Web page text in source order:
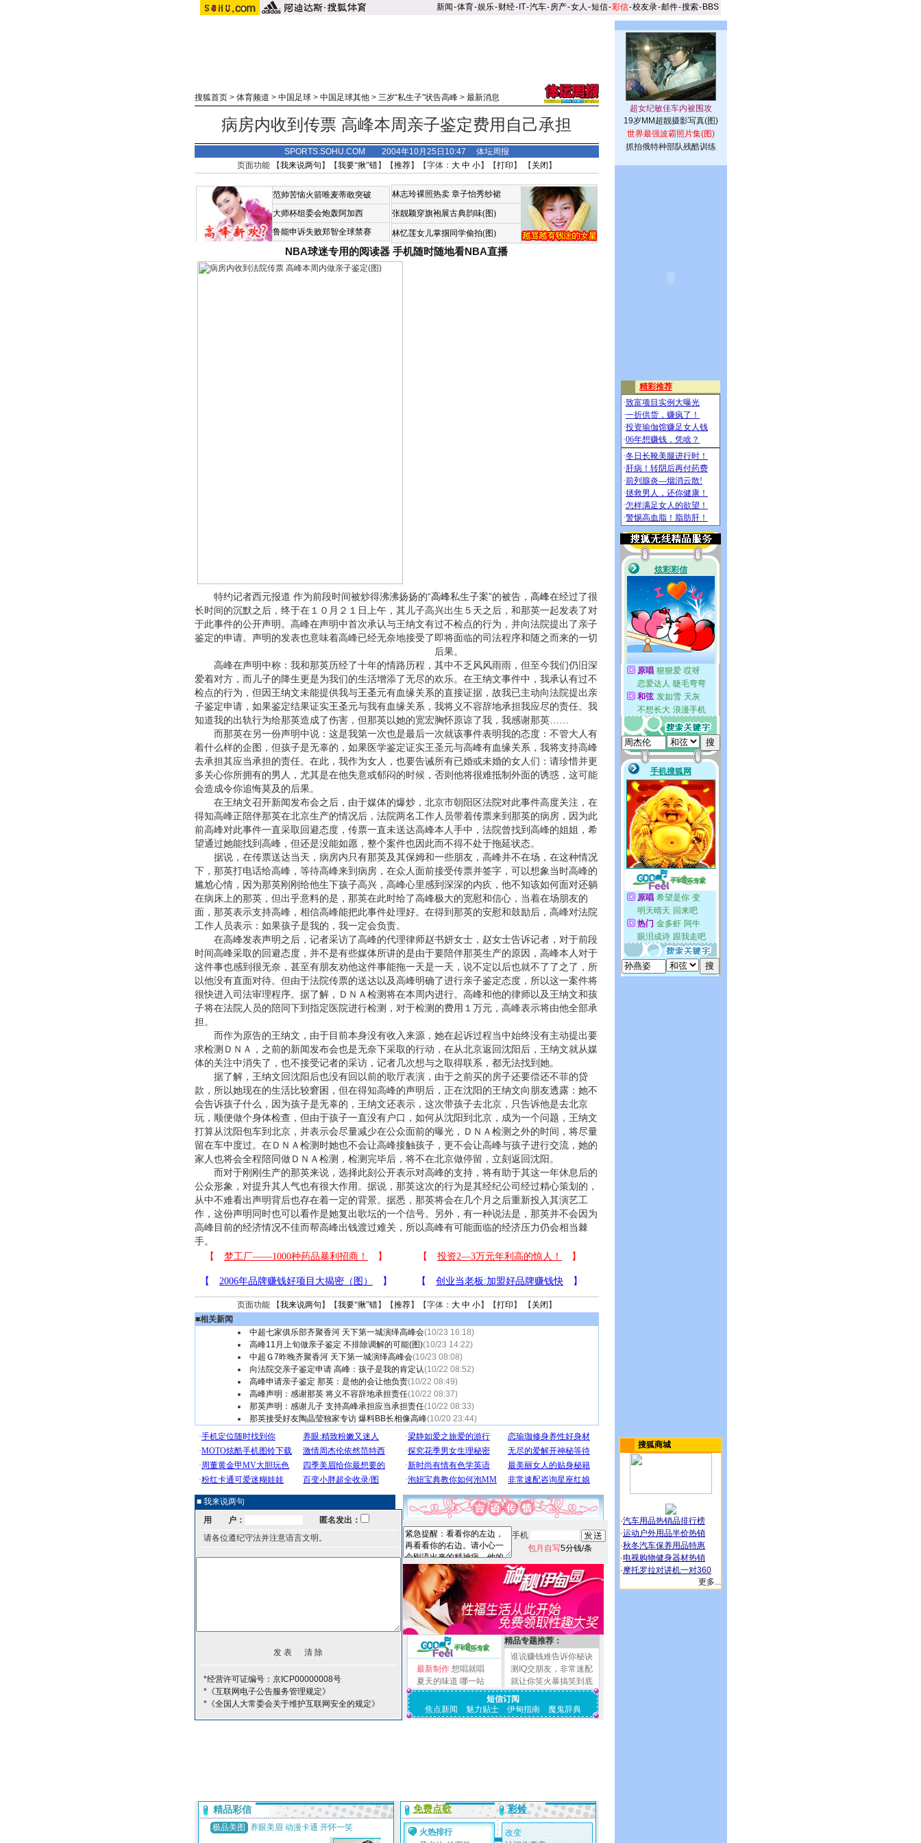
新闻-体育-娱乐-财经- IT-汽车-房产-女人 -短信-彩信-校友录-邮件-搜索- BBS
搜狐首页> 体育频道 > 中国足球> 中国足球其他> 三岁“私生子”状告高峰> 最新消息
病房内收到传票 高峰本周亲子鉴定费用自己承担
SPORTS.SOHU.COM 2004年10月25日10:47 体坛周报
页面功能 【我来说两句 】【我要“揪”错】【推荐】【字体： 大 中 小】【打印 】 【 关闭 】
范帅苦恼火箭唯麦蒂敢突破
大师杯组委会炮轰阿加西
鲁能申诉失败郑智全球禁赛
林志玲裸照热卖 章子怡秀纱裙
张靓颖穿旗袍展古典韵味(图)
林忆莲女儿掌掴同学偷拍(图)
NBA球迷专用的阅读器 手机随时随地看NBA直播
特约记者西元报道 作为前段时间被炒得沸沸扬扬的“高峰私生子案”的被告， 高峰在经过了很
长时间的沉默之后，终于在１０月２１日上午，其儿子高兴出生５天之后，和那英一起发表了对
于此事件的公开声明。高峰在声明中首次承认与王纳文有过不检点的行为，并向法院提出了亲子
鉴定的申请。声明的发表也意味着高峰已经无奈地接受了即将面临的司法程序和随之而来的一切
后果。
高峰在声明中称：我和那英历经了十年的情路历程，其中不乏风风雨雨，但至今我们仍旧深
爱着对方，而儿子的降生更是为我们的生活增添了无尽的欢乐。在王纳文事件中，我承认有过不
检点的行为，但因王纳文未能提供我与王圣元有血缘关系的直接证据，故我已主动向法院提出亲
子鉴定申请，如果鉴定结果证实王圣元与我有血缘关系，我将义不容辞地承担我应尽的责任。我
知道我的出轨行为给那英造成了伤害，但那英以她的宽宏胸怀原谅了我，我感谢那英……
而那英在另一份声明中说：这是我第一次也是最后一次就该事件表明我的态度：不管大人有
着什么样的企图，但孩子是无辜的，如果医学鉴定证实王圣元与高峰有血缘关系，我将支持高峰
去承担其应当承担的责任。在此，我作为女人，也要告诫所有已婚或未婚的女人们：请珍惜并更
多关心你所拥有的男人，尤其是在他失意或郁闷的时候，否则他将很难抵制外面的诱惑，这可能
会造成令你追悔莫及的后果。
在王纳文召开新闻发布会之后，由于媒体的爆炒，北京市朝阳区法院对此事件高度关注，在
得知高峰正陪伴那英在北京生产的情况后，法院两名工作人员带着传票来到那英的病房，因为此
前高峰对此事件一直采取回避态度，传票一直未送达高峰本人手中，法院曾找到高峰的姐姐，希
望通过她能找到高峰，但还是没能如愿，整个案件也因此而不得不处于拖延状态。
据说，在传票送达当天，病房内只有那英及其保姆和一些朋友，高峰并不在场，在这种情况
下，那英打电话给高峰，等待高峰来到病房，在众人面前接受传票并签字，可以想象当时高峰的
尴尬心情，因为那英刚刚给他生下孩子高兴，高峰心里感到深深的内疚，他不知该如何面对还躺
在病床上的那英，但出乎意料的是，那英在此时给了高峰极大的宽慰和信心，当着在场朋友的
面，那英表示支持高峰，相信高峰能把此事件处理好。在得到那英的安慰和鼓励后，高峰对法院
工作人员表示：如果孩子是我的，我一定会负责。
在高峰发表声明之后，记者采访了高峰的代理律师赵书妍女士，赵女士告诉记者，对于前段
时间高峰采取的回避态度，并不是有些媒体所讲的是由于要陪伴那英生产的原因，高峰本人对于
这件事也感到很无奈，甚至有朋友劝他这件事能拖一天是一天，说不定以后也就不了了之了，所
以他没有直面对待。但由于法院传票的送达以及高峰明确了进行亲子鉴定态度，所以这一案件将
很快进入司法审理程序。据了解，ＤＮＡ检测将在本周内进行。高峰和他的律师以及王纳文和孩
子将在法院人员的陪同下到指定医院进行检测，对于检测的费用１万元，高峰表示将由他全部承
担。
而作为原告的王纳文，由于目前本身没有收入来源，她在起诉过程当中始终没有主动提出要
求检测ＤＮＡ，之前的新闻发布会也是无奈下采取的行动，在从北京返回沈阳后，王纳文就从媒
体的关注中消失了，也不接受记者的采访，记者几次想与之取得联系，都无法找到她。
据了解，王纳文回沈阳后也没有回以前的歌厅表演，由于之前买的房子还要偿还不菲的贷
款，所以她现在的生活比较窘困，但在得知高峰的声明后，正在沈阳的王纳文向朋友透露：她不
会告诉孩子什么，因为孩子是无辜的，王纳文还表示，这次带孩子去北京，只告诉他是去北京
玩，顺便做个身体检查，但由于孩子一直没有户口，如何从沈阳到北京，成为一个问题，王纳文
打算从沈阳包车到北京，并表示会尽量减少在公众面前的曝光，ＤＮＡ检测之外的时间，将尽量
留在车中度过。在ＤＮＡ检测时她也不会让高峰接触孩子，更不会让高峰与孩子进行交流，她的
家人也将会全程陪同做ＤＮＡ检测，检测完毕后，将不在北京做停留，立刻返回沈阳。
而对于刚刚生产的那英来说，选择此刻公开表示对高峰的支持，将有助于其这一年休息后的
公众形象，对提升其人气也有很大作用。据说，那英这次的行为是其经纪公司经过精心策划的，
从中不难看出声明背后也存在着一定的背景。据悉，那英将会在几个月之后重新投入其演艺工
作，这份声明同时也可以看作是她复出歌坛的一个信号。另外，有一种说法是，那英并不会因为
高峰目前的经济情况不佳而帮高峰出钱渡过难关，所以高峰有可能面临的经济压力仍会相当棘
手。
页面功能 【我来说两句 】【我要“揪”错】【推荐】【字体： 大 中 小】【打印 】 【 关闭 】
■相关新闻
中超七家俱乐部齐聚香河 天下第一城演绎高峰会(10/23 16:18)
高峰11月上旬做亲子鉴定 不排除调解的可能(图)(10/23 14:22)
中超Ｇ7昨晚齐聚香河 天下第一城演绎高峰会(10/23 08:08)
向法院交亲子鉴定申请 高峰：孩子是我的肯定认(10/22 08:52)
高峰申请亲子鉴定 那英：是他的会让他负责(10/22 08:49)
高峰声明：感谢那英 将义不容辞地承担责任(10/22 08:37)
那英声明：感谢儿子 支持高峰承担应当承担责任(10/22 08:33)
那英接受好友陶晶莹独家专访 爆料BB长相像高峰(10/20 23:44)
■ 我来说两句
用 户：
匿名发出：
请各位遵纪守法并注意语言文明。
*经营许可证编号：京ICP00000008号
*《互联网电子公告服务管理规定》
*《全国人大常委会关于维护互联网安全的规定》
手机
包月自写5分钱/条
最新制作 想唱就唱
夏天的味道 哪一站
精品专题推荐：
谁说赚钱难告诉你秘诀
测IQ交朋友，非常速配
就让你笑火暴搞笑到底
短信订阅
焦点新闻
魅力贴士 伊甸指南 魔鬼辞典
19岁MM超靓摄影写真(图)
世界最强波霸照片集(图)
抓拍俄特种部队残酷训练
搜狐商城
·汽车用品热销品排行榜
·运动户外用品半价热销
·秋冬汽车保养用品特惠
·电视购物健身器材热销
·摩托罗拉对讲机一对360
更多...